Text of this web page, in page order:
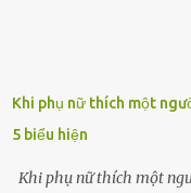
Khi phụ nữ thích một
5 biểu hiện
Khi phụ nữ thích một